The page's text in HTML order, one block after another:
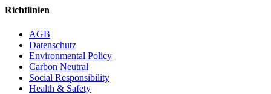
Richtlinien
AGB
Datenschutz
Environmental Policy
Carbon Neutral
Social Responsibility
Health & Safety